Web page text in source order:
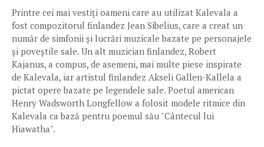
Printre cei mai vestiți oameni care au utilizat Kalevala a
fost compozitorul finlandez Jean Sibelius, care a creat un
număr de simfonii și lucrări muzicale bazate pe personajele
și poveștile sale. Un alt muzician finlandez, Robert
Kajanus, a compus, de asemeni, mai multe piese inspirate
de Kalevala, iar artistul finlandez Akseli Gallen-Kallela a
pictat opere bazate pe legendele sale. Poetul american
Henry Wadsworth Longfellow a folosit modele ritmice din
Kalevala ca bază pentru poemul său "Cântecul lui
Hiawatha".